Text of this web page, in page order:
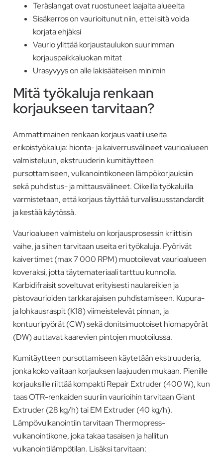
Teräslangat ovat ruostuneet laajalta alueelta
Sisäkerros on vaurioitunut niin, ettei sitä voida
korjata ehjäksi
Vaurio ylittää korjaustaulukon suurimman
korjauspaikkaluokan mitat
Urasyvyys on alle lakisääteisen minimin
Mitä työkaluja renkaan
korjaukseen tarvitaan?
Ammattimainen renkaan korjaus vaatii useita
erikoistyökaluja: hionta- ja kaiverrusvälineet vaurioalueen
valmisteluun, ekstruuderin kumitäytteen
pursottamiseen, vulkanointikoneen lämpökorjauksiin
sekä puhdistus- ja mittausvälineet. Oikeilla työkaluilla
varmistetaan, että korjaus täyttää turvallisuusstandardit
ja kestää käytössä.
Vaurioalueen valmistelu on korjausprosessin kriittisin
vaihe, ja siihen tarvitaan useita eri työkaluja. Pyörivät
kaivertimet (max 7 000 RPM) muotoilevat vaurioalueen
koveraksi, jotta täytemateriaali tarttuu kunnolla.
Karbidifraisit soveltuvat erityisesti naulareikien ja
pistovaurioiden tarkkarajaisen puhdistamiseen. Kupura-
ja lohkausraspit (K18) viimeistelevät pinnan, ja
kontuuripyörät (CW) sekä donitsimuotoiset hiomapyörät
(DW) auttavat kaarevien pintojen muotoilussa.
Kumitäytteen pursottamiseen käytetään ekstruuderia,
jonka koko valitaan korjauksen laajuuden mukaan. Pienille
korjauksille riittää kompakti Repair Extruder (400 W), kun
taas OTR-renkaiden suuriin vaurioihin tarvitaan Giant
Extruder (28 kg/h) tai EM Extruder (40 kg/h).
Lämpövulkanointiin tarvitaan Thermopress-
vulkanointikone, joka takaa tasaisen ja hallitun
vulkanointilämpötilan. Lisäksi tarvitaan: